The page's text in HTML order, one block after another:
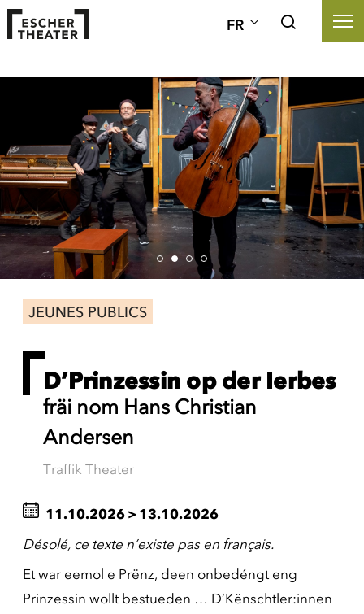
FR
JEUNES PUBLICS
D’Prinzessin op der Ierbes
fräi nom Hans Christian
Andersen
Traffik Theater
11.10.2026 > 13.10.2026
Désolé, ce texte n’existe pas en français.
Et war eemol e Prënz, deen onbedéngt eng
Prinzessin wollt bestueden … D’Kënschtler:innen